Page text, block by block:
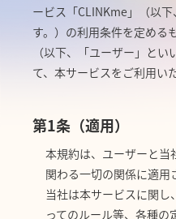
ービス「CLINKme」（以
す。）の利用条件を定める
（以下、「ユーザー」と
て、本サービスをご利用い
第1条（適用）
本規約は、ユーザーと当
関わる一切の関係に適用
当社は本サービスに関
ってのルール等、各種